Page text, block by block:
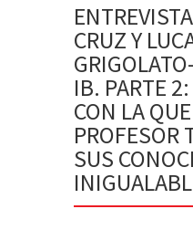
CRUZ Y
IB. PARTE
CON LA
PROFESOR
SUS